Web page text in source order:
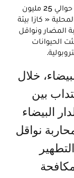
من المرتقب أن تخصص جماعة الدار البيضاء حوالي 25 مليون
المحلية « كازا بيئة
المضار ونواقل
الحيوانات
بين
البيضاء
نواقل